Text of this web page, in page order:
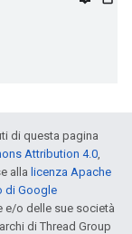
di questa pagina
Attribution 4.0,
alla licenza Apache
di Google
e/o delle sue società
di Thread Group